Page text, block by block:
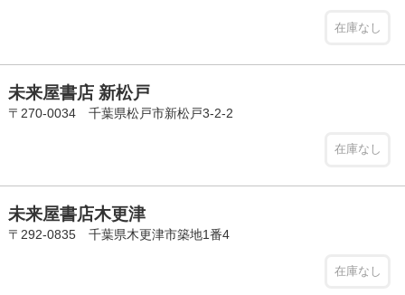
在庫なし
未来屋書店 新松戸
〒270-0034 千葉県松戸市新松戸3-2-2
在庫なし
未来屋書店木更津
〒292-0835 千葉県木更津市築地1番4
在庫なし